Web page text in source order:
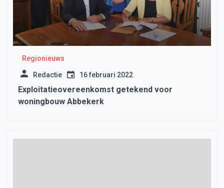
Regionieuws
Redactie 16 februari 2022
Exploitatieovereenkomst getekend voor
woningbouw Abbekerk